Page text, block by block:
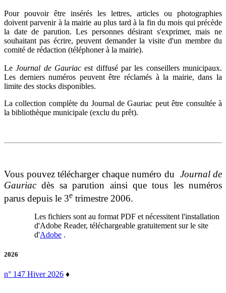
Pour pouvoir être insérés les lettres, articles ou photographies
doivent parvenir à la mairie au plus tard à la fin du mois qui précède
la date de parution. Les personnes désirant s'exprimer, mais ne
souhaitant pas écrire, peuvent demander la visite d'un membre du
comité de rédaction (téléphoner à la mairie).
LeJournal de Gauriacest diffusé par les conseillers municipaux.
Les derniers numéros peuvent être réclamés à la mairie, dans la
limite des stocks disponibles.
La collection complète du Journal de Gauriac peut être consultée à
la bibliothèque municipale (exclu du prêt).
Vous pouvez télécharger chaque numéro du
Journal de
Gauriacdès sa parution ainsi que tous les numéros
parus depuis le 3e trimestre 2006.
Les fichiers sont au format PDF et nécessitent l'installation
d'Adobe Reader, téléchargeable gratuitement sur le site
d'Adobe .
2026
n° 147 Hiver 2026 ♦